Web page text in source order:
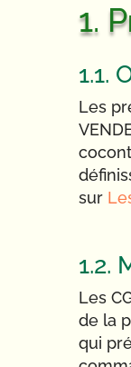
1.
1.1.
Les
sur
1.2.
Les
de la
qui